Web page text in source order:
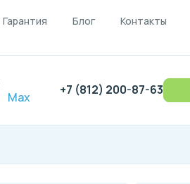
Гарантия Блог Контакты
Max +7 (812) 200-87-63